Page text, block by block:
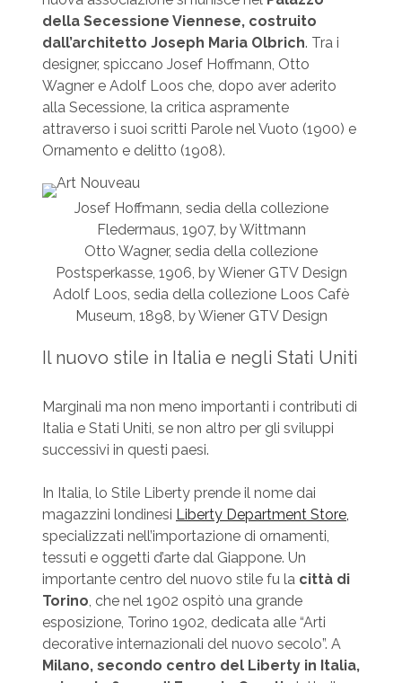
della Secessione Viennese, costruito
dall’architetto Joseph Maria Olbrich. Tra i
designer, spiccano Josef Hoffmann, Otto
Wagner e Adolf Loos che, dopo aver aderito
alla Secessione, la critica aspramente
attraverso i suoi scritti Parole nel Vuoto (1900) e
Ornamento e delitto (1908).
Josef Hoffmann, sedia della collezione
Fledermaus, 1907, by Wittmann
Otto Wagner, sedia della collezione
Postsperkasse, 1906, by Wiener GTV Design
Adolf Loos, sedia della collezione Loos Cafè
Museum, 1898, by Wiener GTV Design
Il nuovo stile in Italia e negli Stati Uniti
Marginali ma non meno importanti i contributi di
Italia e Stati Uniti, se non altro per gli sviluppi
successivi in questi paesi.
In Italia, lo Stile Liberty prende il nome dai
magazzini londinesi Liberty Department Store,
specializzati nell’importazione di ornamenti,
tessuti e oggetti d’arte dal Giappone. Un
importante centro del nuovo stile fu la città di
Torino, che nel 1902 ospitò una grande
esposizione, Torino 1902, dedicata alle “Arti
decorative internazionali del nuovo secolo”. A
Milano, secondo centro del Liberty in Italia,